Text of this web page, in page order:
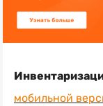
мобильной